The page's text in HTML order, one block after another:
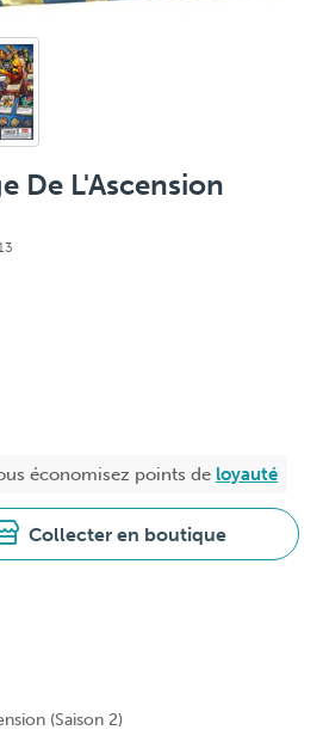
De L'Ascension
économisez points de loyauté
Collecter en boutique
(Saison 2)